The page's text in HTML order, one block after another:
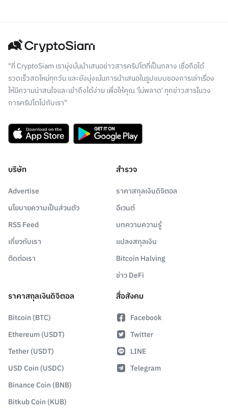
"ที่ CryptoSiam เรามุ่งมั่นนำเสนอข่าวสารคริปโตที่เป็นกลาง เชื่อถือได้
รวดเร็วสดใหม่ทุกวัน และยังมุ่งเน้นการนำเสนอในรูปแบบของการเล่าเรื่อง
ให้มีความน่าสนใจและเข้าถึงได้ง่าย เพื่อให้คุณ 'ไม่พลาด' ทุกข่าวสารในวง
การคริปโตไปกับเรา"
บริษัท
Advertise
นโยบายความเป็นส่วนตัว
RSS Feed
เกี่ยวกับเรา
ติดต่อเรา
สำรวจ
ราคาสกุลเงินดิจิตอล
อีเวนต์
บทความความรู้
แปลงสกุลเงิน
Bitcoin Halving
ข่าว DeFi
ราคาสกุลเงินดิจิตอล
Bitcoin (BTC)
Ethereum (USDT)
Tether (USDT)
USD Coin (USDC)
Binance Coin (BNB)
Bitkub Coin (KUB)
สื่อสังคม
Facebook
Twitter
LINE
Telegram